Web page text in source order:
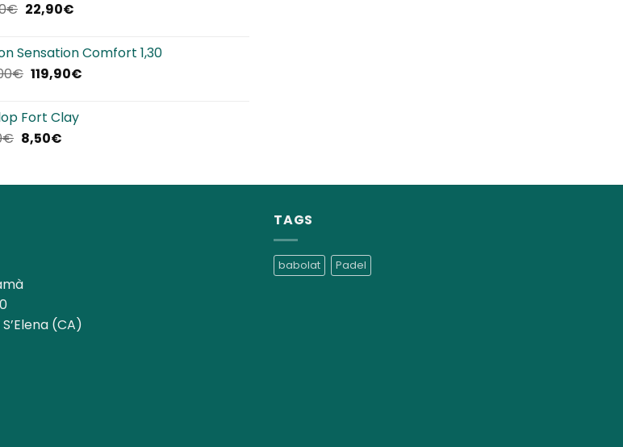
12,00€.8,50€.
€ Il
era:
25,00€.
22,90€Il
è:
22,90€.
Sensation Comfort 1,30
€ Il
era:
140,00€.
119,90€Il
Fort Clay
€ Il
era:
8,50€Il
è:
(CA)
TAGS
babolat Padel